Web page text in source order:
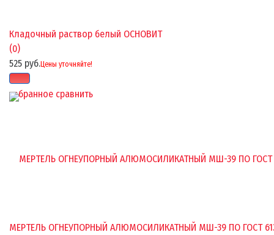
избранное сравнить
Кладочный раствор белый ОСНОВИТ
(0)
525 руб.Цены уточняйте!
МЕРТЕЛЬ ОГНЕУПОРНЫЙ АЛЮМОСИЛИКАТНЫЙ МШ-39 ПО ГОСТ